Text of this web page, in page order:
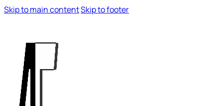
Skip to main contentSkip to footer